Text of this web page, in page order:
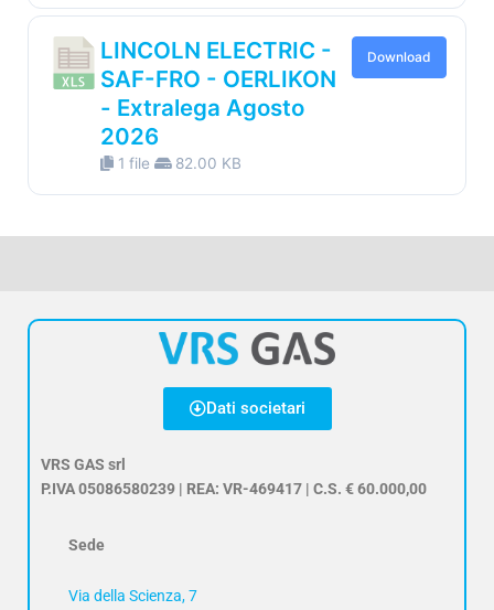
LINCOLN ELECTRIC -
SAF-FRO - OERLIKON
- Extralega Agosto
2026
1 file 82.00 KB
Download
Dati societari
VRS GAS srl
P.IVA 05086580239 | REA: VR-469417 | C.S. € 60.000,00
Sede
Via della Scienza, 7